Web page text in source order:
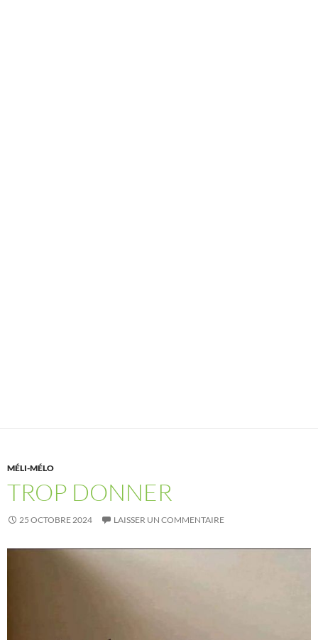
MÉLI-MÉLO
TROP DONNER
25 OCTOBRE 2024 LAISSER UN COMMENTAIRE